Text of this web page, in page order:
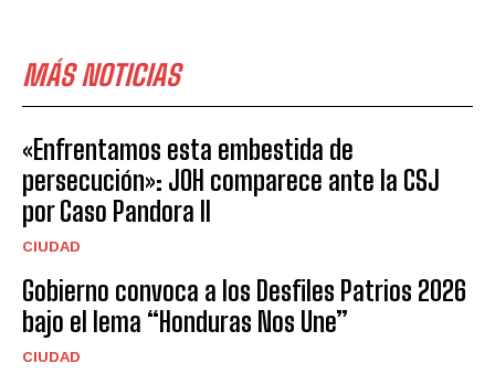
MÁS NOTICIAS
«Enfrentamos esta embestida de
persecución»: JOH comparece ante la CSJ
por Caso Pandora II
CIUDAD
Gobierno convoca a los Desfiles Patrios 2026
bajo el lema “Honduras Nos Une”
CIUDAD